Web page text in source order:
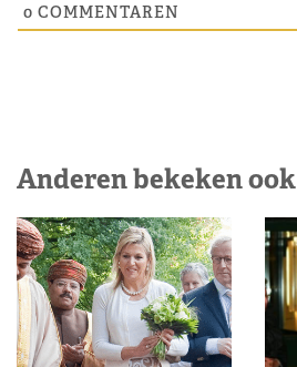
0 COMMENTAREN
Anderen bekeken ook